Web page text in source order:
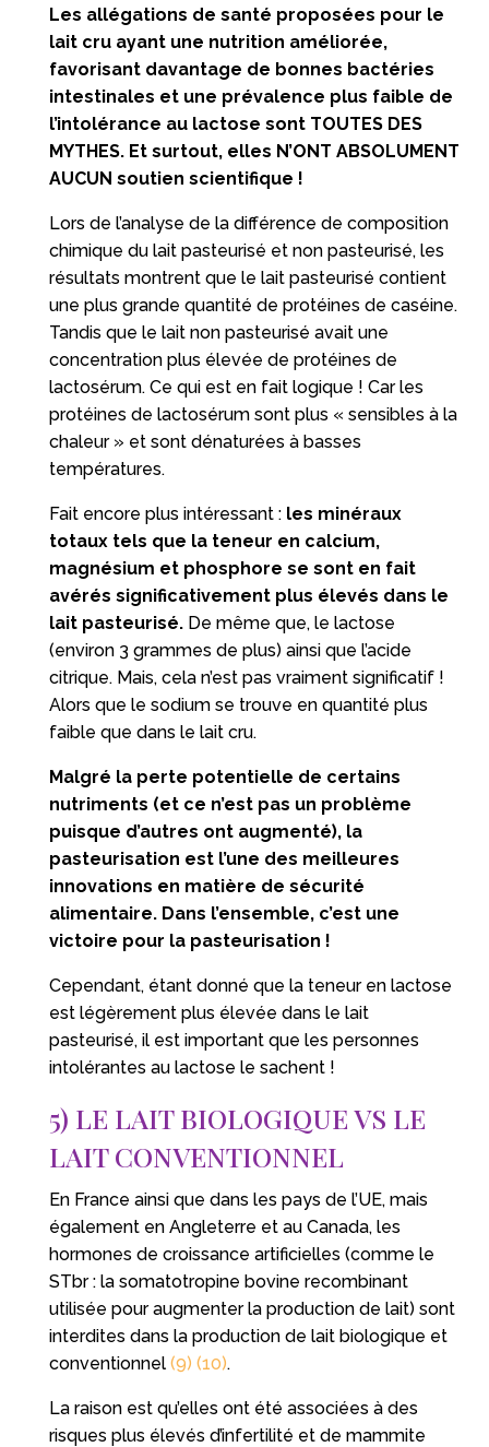
Les allégations de santé proposées pour le
lait cru ayant une nutrition améliorée,
favorisant davantage de bonnes bactéries
intestinales et une prévalence plus faible de
l’intolérance au lactose sont TOUTES DES
MYTHES. Et surtout, elles N’ONT ABSOLUMENT
AUCUN soutien scientifique !
Lors de l’analyse de la différence de composition
chimique du lait pasteurisé et non pasteurisé, les
résultats montrent que le lait pasteurisé contient
une plus grande quantité de protéines de caséine.
Tandis que le lait non pasteurisé avait une
concentration plus élevée de protéines de
lactosérum. Ce qui est en fait logique ! Car les
protéines de lactosérum sont plus « sensibles à la
chaleur » et sont dénaturées à basses
températures.
Fait encore plus intéressant : les minéraux
totaux tels que la teneur en calcium,
magnésium et phosphore se sont en fait
avérés significativement plus élevés dans le
lait pasteurisé.De même que, le lactose
(environ 3 grammes de plus) ainsi que l’acide
citrique. Mais, cela n’est pas vraiment significatif !
Alors que le sodium se trouve en quantité plus
faible que dans le lait cru.
Malgré la perte potentielle de certains
nutriments (et ce n’est pas un problème
puisque d’autres ont augmenté), la
pasteurisation est l’une des meilleures
innovations en matière de sécurité
alimentaire. Dans l’ensemble, c’est une
victoire pour la pasteurisation !
Cependant, étant donné que la teneur en lactose
est légèrement plus élevée dans le lait
pasteurisé, il est important que les personnes
intolérantes au lactose le sachent !
5) LE LAIT BIOLOGIQUE VS LE
LAIT CONVENTIONNEL
En France ainsi que dans les pays de l’UE, mais
également en Angleterre et au Canada, les
hormones de croissance artificielles (comme le
STbr : la somatotropine bovine recombinant
utilisée pour augmenter la production de lait) sont
interdites dans la production de lait biologique et
conventionnel (9) (10).
La raison est qu’elles ont été associées à des
risques plus élevés d’infertilité et de mammite